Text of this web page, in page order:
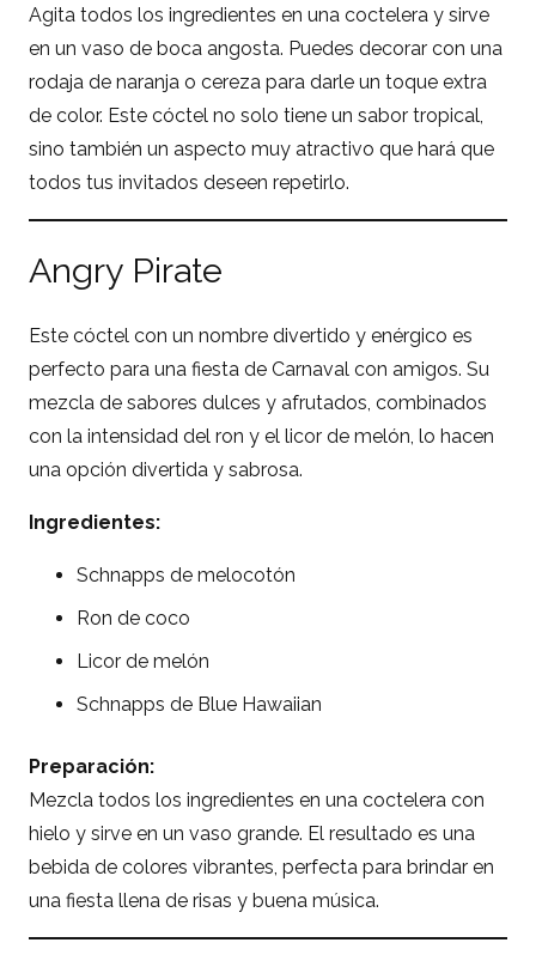
Agita todos los ingredientes en una coctelera y sirve
en un vaso de boca angosta. Puedes decorar con una
rodaja de naranja o cereza para darle un toque extra
de color. Este cóctel no solo tiene un sabor tropical,
sino también un aspecto muy atractivo que hará que
todos tus invitados deseen repetirlo.
Angry Pirate
Este cóctel con un nombre divertido y enérgico es
perfecto para una fiesta de Carnaval con amigos. Su
mezcla de sabores dulces y afrutados, combinados
con la intensidad del ron y el licor de melón, lo hacen
una opción divertida y sabrosa.
Ingredientes:
Schnapps de melocotón
Ron de coco
Licor de melón
Schnapps de Blue Hawaiian
Preparación:
Mezcla todos los ingredientes en una coctelera con
hielo y sirve en un vaso grande. El resultado es una
bebida de colores vibrantes, perfecta para brindar en
una fiesta llena de risas y buena música.